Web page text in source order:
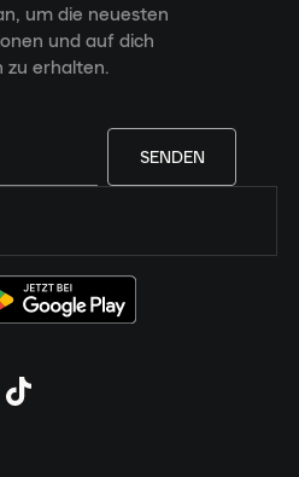
um die neuesten
und auf dich
zu erhalten.
SENDEN